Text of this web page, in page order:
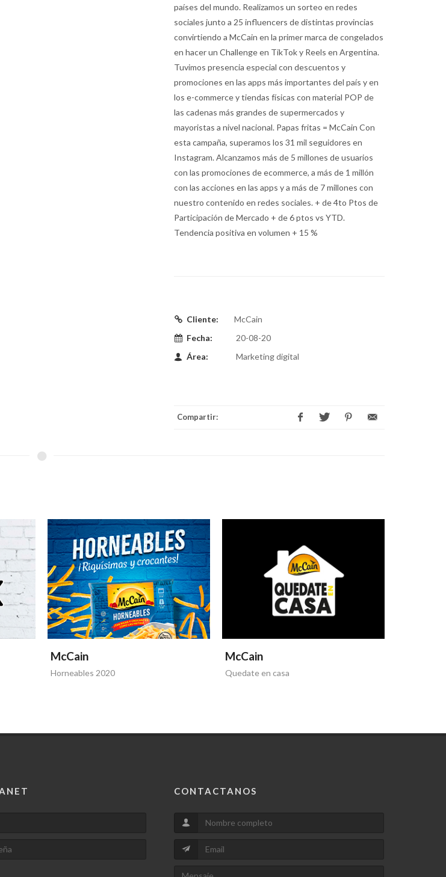
países del mundo. Realizamos un sorteo en redes
sociales junto a 25 influencers de distintas provincias
convirtiendo a McCain en la primer marca de congelados
en hacer un Challenge en TikTok y Reels en Argentina.
Tuvimos presencia especial con descuentos y
promociones en las apps más importantes del país y en
los e-commerce y tiendas físicas con material POP de
las cadenas más grandes de supermercados y
mayoristas a nivel nacional. Papas fritas = McCain Con
esta campaña, superamos los 31 mil seguidores en
Instagram. Alcanzamos más de 5 millones de usuarios
con las promociones de ecommerce, a más de 1 millón
con las acciones en las apps y a más de 7 millones con
nuestro contenido en redes sociales. + de 4to Ptos de
Participación de Mercado + de 6 ptos vs YTD.
Tendencia positiva en volumen + 15 %
Cliente:
McCain
Fecha:
20-08-20
Área:
Marketing digital
Compartir:
McCain
Horneables 2020
McCain
Quedate en casa
CONTACTANOS